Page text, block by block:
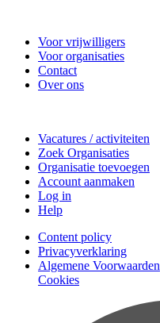
Voor vrijwilligers
Voor organisaties
Contact
Over ons
Vacatures / activiteiten
Zoek Organisaties
Organisatie toevoegen
Account aanmaken
Log in
Help
Content policy
Privacyverklaring
Algemene Voorwaarden
Cookies